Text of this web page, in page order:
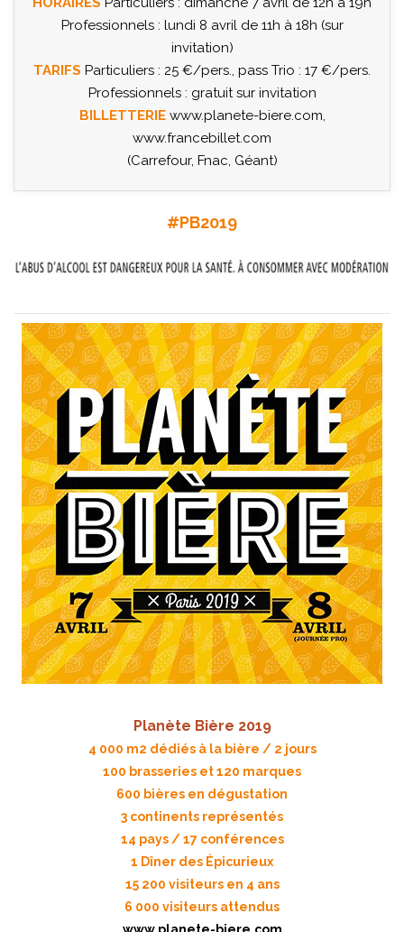
Professionnels : lundi 8 avril de 11h à 18h (sur
invitation)
TARIFS Particuliers : 25 €/pers., pass Trio : 17 €/pers.
Professionnels : gratuit sur invitation
BILLETTERIE www.planete-biere.com,
www.francebillet.com
(Carrefour, Fnac, Géant)
#PB2019
Planète Bière 2019
4 000 m2 dédiés à la bière / 2 jours
100 brasseries et 120 marques
600 bières en dégustation
3 continents représentés
14 pays / 17 conférences
1 Dîner des Épicurieux
15 200 visiteurs en 4 ans
6 000 visiteurs attendus